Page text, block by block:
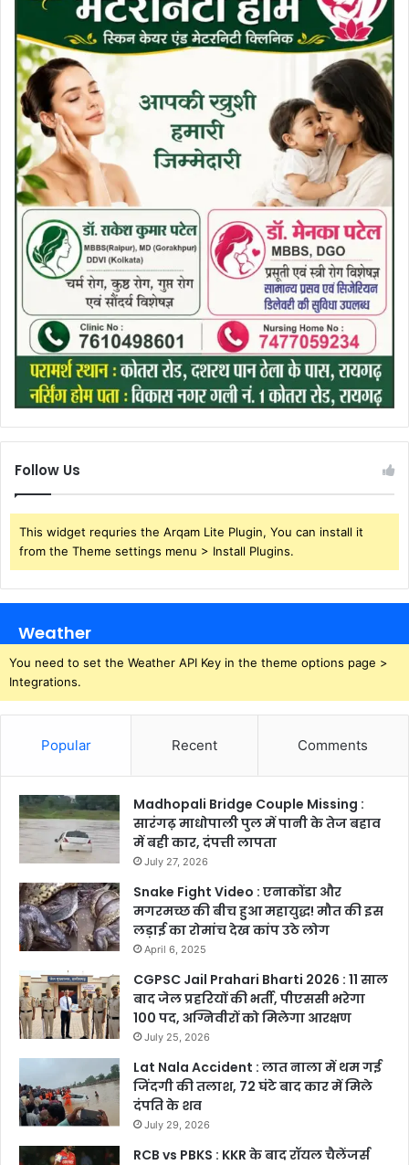
Follow Us
This widget requries the Arqam Lite Plugin, You can install it
from the Theme settings menu > Install Plugins.
Weather
You need to set the Weather API Key in the theme options page >
Integrations.
Popular Recent Comments
Madhopali Bridge Couple Missing :
सारंगढ़ माधोपाली पुल में पानी के तेज बहाव
में बही कार, दंपत्ती लापता
July 27, 2026
Snake Fight Video : एनाकोंडा और
मगरमच्छ की बीच हुआ महायुद्ध! मौत की इस
लड़ाई का रोमांच देख कांप उठे लोग
April 6, 2025
CGPSC Jail Prahari Bharti 2026 : 11 साल
बाद जेल प्रहरियों की भर्ती, पीएससी भरेगा
100 पद, अग्निवीरों को मिलेगा आरक्षण
July 25, 2026
Lat Nala Accident : लात नाला में थम गई
जिंदगी की तलाश, 72 घंटे बाद कार में मिले
दंपति के शव
July 29, 2026
RCB vs PBKS : KKR के बाद रॉयल चैलेंजर्स